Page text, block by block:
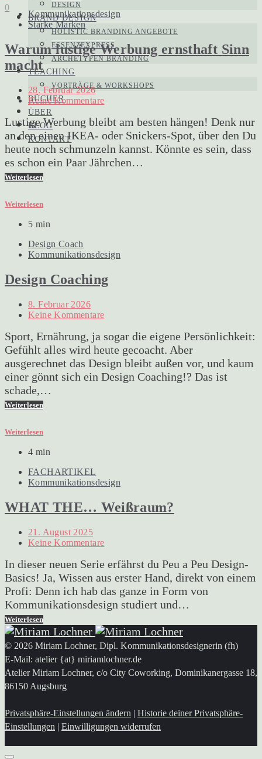
0
DESIGN
BRAND DESIGN
HOLISTIC BRANDING ANGEBOTE
ESSENZEXPRESS
ARCHETYPEN BRANDING
TEACHING
VORTRÄGE & WORKSHOPS
BÜCHER
ÜBER
BLOG
KONTAKT
Kommunikationsdesign
Starke Marken
Warum lustige Werbung ernsthaft Sinn
macht
28. Februar 2026
Keine Kommentare
Lustige Werbung bleibt am besten hängen! Denk nur
an den einen IKEA- oder Snickers-Spot, über den Du
heute noch schmunzeln kannst. Könnte es sein, dass
es schon ein Paar Jährchen…
Weiterlesen
Weiterlesen
5 min
Design Coach
Kommunikationsdesign
Design Coaching
8. Februar 2026
Keine Kommentare
Sport, Ernährung, ja sogar die eigene Persönlichkeit:
Gefühlt alles wird heute gecoacht. Aber
ausgerechnet das Design bleibt außen vor, und kaum
einer gönnt sich ein Design Coaching!? Das ist
schade,…
Weiterlesen
Weiterlesen
4 min
FACHARTIKEL
Kommunikationsdesign
WHAT THE… Weißraum?
21. August 2025
Keine Kommentare
In dieser neuen Serie erfährst du Peu a Peu Design-
Basics! Ja, Wissen aus erster Hand, direkt von einem
Profi: Denn ich hab das ganze in Form von
Kommunikationsdesign studiert und…
Weiterlesen
© 2026 Miriam Lochner, Dipl. Kommunikationsdesignerin (fh)
E-Mail: atelier {at} miriamlochner.de
Atelier Miriam Lochner, c/o City Coworking, Dominikanergasse 18,
86150 Augsburg
Privatsphäre-Einstellungen ändern | Historie deiner Privatsphäre-
Einstellungen | Einwilligungen widerrufen